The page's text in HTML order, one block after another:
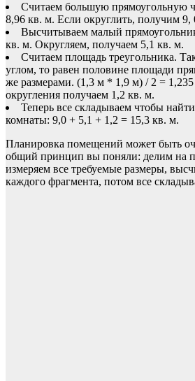
Считаем большую прямоугольную
8,96 кв. м. Если округлить, получим 9,
Высчитываем малый
кв. м. Округляем, получаем 5,1 кв. м.
Считаем площадь треугольника.
углом, то равен половине площади
же размерами. (1,3 м * 1,9 м) / 2 =
округления получаем 1,2 кв. м.
Теперь все складываем чтобы
комнаты: 9,0 + 5,1 + 1,2 = 15,3 кв. м.
Планировка помещений может быть
общий принцип вы поняли: делим на
измеряем все требуемые размеры,
каждого фрагмента, потом все